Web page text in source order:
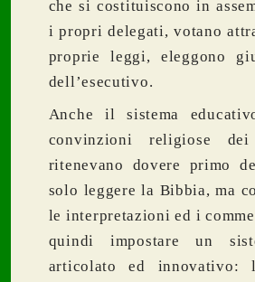
che si costituiscono in
i propri delegati, votano
proprie leggi, eleggono
dell’esecutivo.
Anche il sistema
convinzioni religiose
ritenevano dovere primo
solo leggere la Bibbia, ma
le interpretazioni ed i
quindi impostare un
articolato ed innovativo: